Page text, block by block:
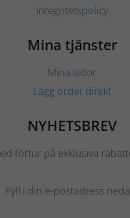
Integritetspolicy
Mina tjänster
Mina sidor
Lägg order direkt
NYHETSBREV
förtur på exklusiva
Fyll i din e-postadress